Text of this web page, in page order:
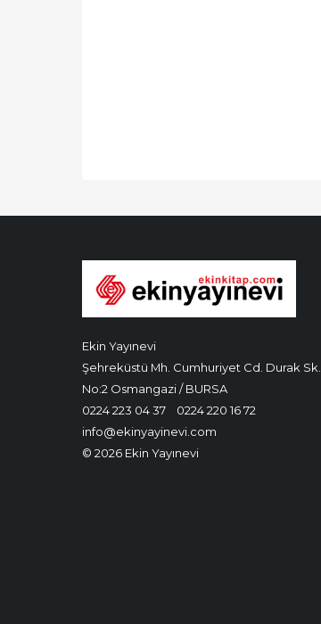
Ekin Yayınevi
Şehreküstü Mh. Cumhuriyet Cd. Durak Sk.
No:2 Osmangazi / BURSA
0224 223 04 37
0224 220 16 72
info@ekinyayinevi.com
© 2026 Ekin Yayınevi